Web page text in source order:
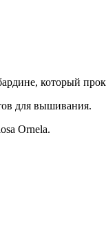
который
для вышивания.
Ornela.